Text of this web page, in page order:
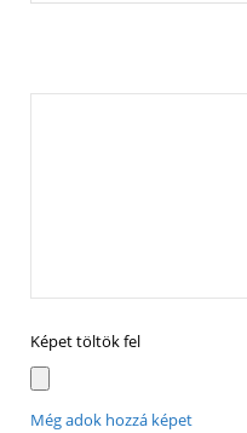
Képet töltök fel
Még adok hozzá képet